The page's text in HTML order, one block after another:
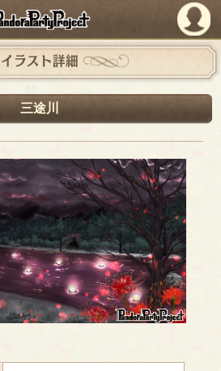
PandoraPartyProject
イラスト詳細
三途川